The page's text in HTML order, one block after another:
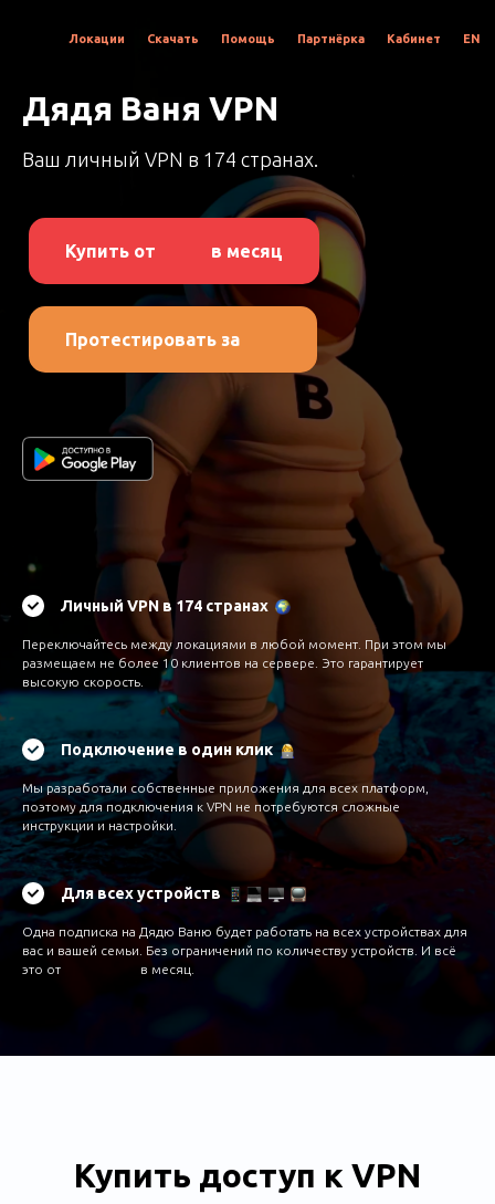
Локации Скачать Помощь Партнёрка Кабинет EN
Дядя Ваня VPN
Ваш личный VPN в 174 странах.
Купить от в месяц
Протестировать за
Личный VPN в 174 странах
Переключайтесь между локациями в любой момент. При этом мы
размещаем не более 10 клиентов на сервере. Это гарантирует
высокую скорость.
Подключение в один клик
Мы разработали собственные приложения для всех платформ,
поэтому для подключения к VPN не потребуются сложные
инструкции и настройки.
Для всех устройств
Одна подписка на Дядю Ваню будет работать на всех устройствах для
вас и вашей семьи. Без ограничений по количеству устройств. И всё
это от
в месяц.
Купить доступ к VPN